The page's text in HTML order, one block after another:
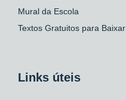
Mural da Escola
Textos Gratuitos para Baixar
Links úteis